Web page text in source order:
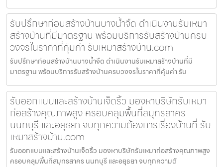
รับปรึกษาก่อนสร้างบ้านบางน้ำจืด ดำเนินงานรับเหมา
สร้างบ้านที่มีมาตรฐาน พร้อมบริการรับสร้างบ้านครบ
วงจรในราคาที่คุ้มค่า รับเหมาสร้างบ้าน.com
รับปรึกษาก่อนสร้างบ้านบางน้ำจืด ดำเนินงานรับเหมาสร้างบ้านที่มี
มาตรฐาน พร้อมบริการรับสร้างบ้านครบวงจรในราคาที่คุ้มค่า รับ
รับออกแบบและสร้างบ้านเจ็ดริ้ว มองหาบริษัทรับเหมา
ก่อสร้างคุณภาพสูง ครอบคลุมพื้นที่สมุทรสาคร
นนทบุรี และอยุธยา จบทุกความต้องการเรื่องบ้านที่ รับ
เหมาสร้างบ้าน.com
รับออกแบบและสร้างบ้านเจ็ดริ้ว มองหาบริษัทรับเหมาก่อสร้างคุณภาพสูง
ครอบคลุมพื้นที่สมุทรสาคร นนทบุรี และอยุธยา จบทุกความต้